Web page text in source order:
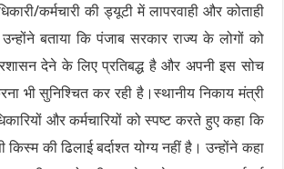
कर्मचारी की ड्यूटी में लापरवाही और कोताही
उन्होंने बताया कि पंजाब सरकार राज्य के लोगों को
देने के लिए प्रतिबद्ध है और अपनी इस सोच
भी सुनिश्चित कर रही है।स्थानीय निकाय मंत्री
और कर्मचारियों को स्पष्ट करते हुए कहा कि
किस्म की ढिलाई बर्दाश्त योग्य नहीं है। उन्होंने कहा